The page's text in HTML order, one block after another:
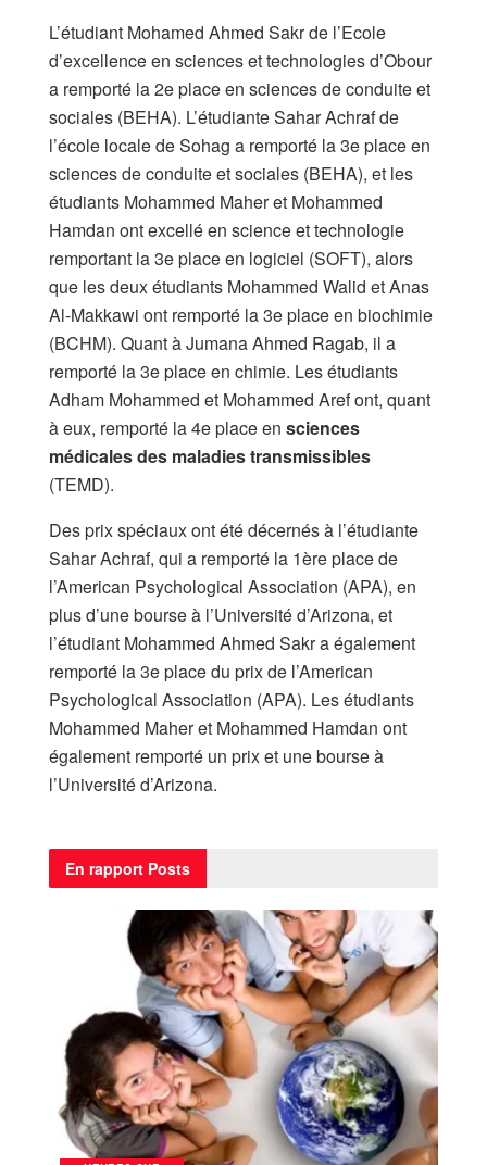
L’étudiant Mohamed Ahmed Sakr de l’Ecole
d’excellence en sciences et technologies d’Obour
a remporté la 2e place en sciences de conduite et
sociales (BEHA). L’étudiante Sahar Achraf de
l’école locale de Sohag a remporté la 3e place en
sciences de conduite et sociales (BEHA), et les
étudiants Mohammed Maher et Mohammed
Hamdan ont excellé en science et technologie
remportant la 3e place en logiciel (SOFT), alors
que les deux étudiants Mohammed Walid et Anas
Al-Makkawi ont remporté la 3e place en biochimie
(BCHM). Quant à Jumana Ahmed Ragab, il a
remporté la 3e place en chimie. Les étudiants
Adham Mohammed et Mohammed Aref ont, quant
à eux, remporté la 4e place en sciences
médicales des maladies transmissibles
(TEMD).
Des prix spéciaux ont été décernés à l’étudiante
Sahar Achraf, qui a remporté la 1ère place de
l’American Psychological Association (APA), en
plus d’une bourse à l’Université d’Arizona, et
l’étudiant Mohammed Ahmed Sakr a également
remporté la 3e place du prix de l’American
Psychological Association (APA). Les étudiants
Mohammed Maher et Mohammed Hamdan ont
également remporté un prix et une bourse à
l’Université d’Arizona.
En rapport Posts